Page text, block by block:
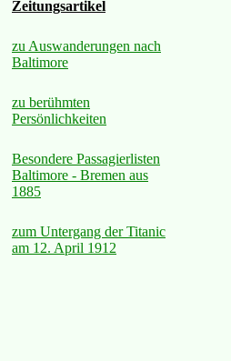
Zeitungsartikel
zu Auswanderungen nach
Baltimore
zu berühmten
Persönlichkeiten
Besondere Passagierlisten
Baltimore - Bremen aus
1885
zum Untergang der Titanic
am 12. April 1912